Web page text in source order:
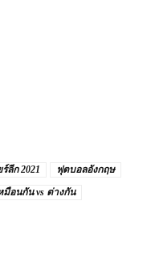
ลีก 2021
ฟุตบอลอังกฤษ
มือนกัน vs ต่างกัน